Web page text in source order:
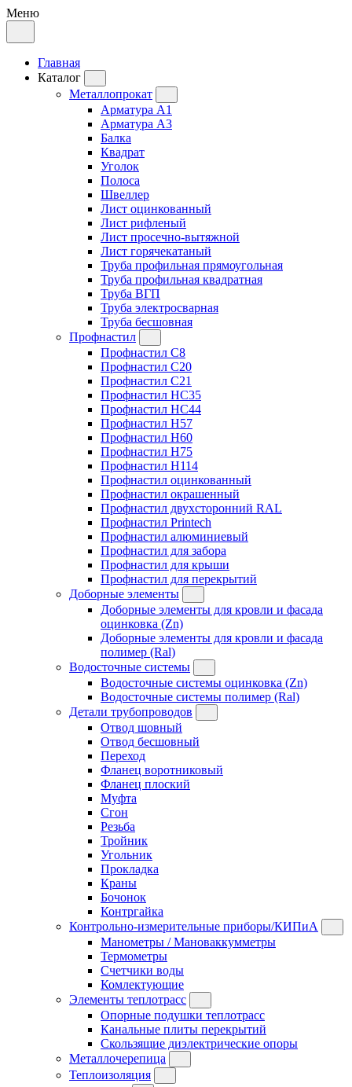
Меню
Главная
Каталог
Металлопрокат
Арматура А1
Арматура А3
Балка
Квадрат
Уголок
Полоса
Швеллер
Лист оцинкованный
Лист рифленый
Лист просечно-вытяжной
Лист горячекатаный
Труба профильная прямоугольная
Труба профильная квадратная
Труба ВГП
Труба электросварная
Труба бесшовная
Профнастил
Профнастил C8
Профнастил C20
Профнастил C21
Профнастил HC35
Профнастил HC44
Профнастил H57
Профнастил H60
Профнастил H75
Профнастил H114
Профнастил оцинкованный
Профнастил окрашенный
Профнастил двухсторонний RAL
Профнастил Printech
Профнастил алюминиевый
Профнастил для забора
Профнастил для крыши
Профнастил для перекрытий
Доборные элементы
Доборные элементы для кровли и фасада
оцинковка (Zn)
Доборные элементы для кровли и фасада
полимер (Ral)
Водосточные системы
Водосточные системы оцинковка (Zn)
Водосточные системы полимер (Ral)
Детали трубопроводов
Отвод шовный
Отвод бесшовный
Переход
Фланец воротниковый
Фланец плоский
Муфта
Сгон
Резьба
Тройник
Угольник
Прокладка
Краны
Бочонок
Контргайка
Контрольно-измерительные приборы/КИПиА
Манометры / Мановаккумметры
Термометры
Счетчики воды
Комлектующие
Элементы теплотрасс
Опорные подушки теплотрасс
Канальные плиты перекрытий
Скользящие диэлектрические опоры
Металлочерепица
Теплоизоляция